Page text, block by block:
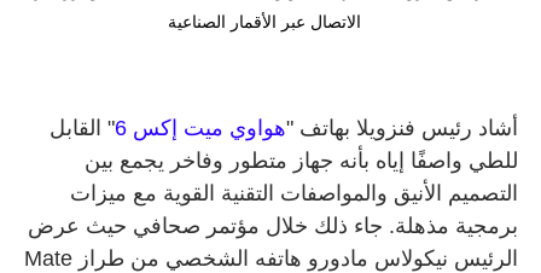
أشاد رئيس فنزويلا بهاتف "هواوي ميت إكس 6
" القابل
للطي واصفًا إياه بأنه جهاز متطور وفاخر يجمع بين
التصميم الأنيق والمواصفات التقنية القوية مع ميزات
برمجية مذهلة. جاء ذلك خلال مؤتمر صحافي حيث عرض
الرئيس نيكولاس مادورو هاتفه الشخصي من طراز Mate